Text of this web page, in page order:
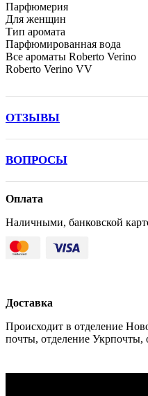
Парфюмерия
Для женщин
Тип аромата
Парфюмированная вода
Все ароматы Roberto Verino
Roberto Verino VV
ОТЗЫВЫ
ВОПРОСЫ
Оплата
Наличными, банковской
Доставка
Происходит в отделение
почты, отделение Укрпочты,